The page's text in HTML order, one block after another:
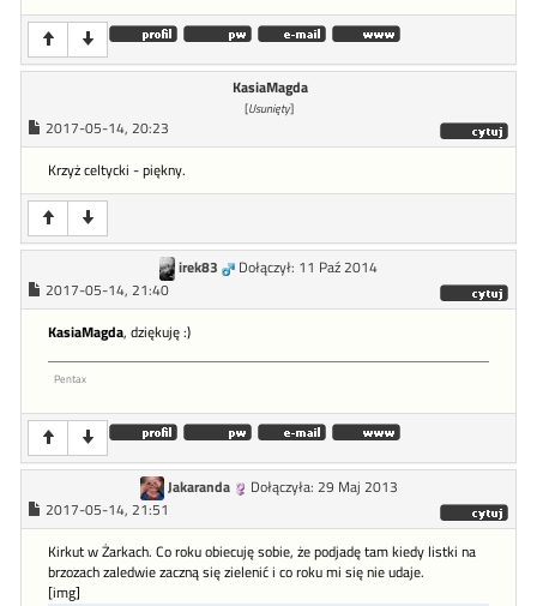
KasiaMagda
[Usunięty]
2017-05-14, 20:23
Krzyż celtycki - piękny.
irek83
Dołączył: 11 Paź 2014
2017-05-14, 21:40
KasiaMagda, dziękuję :)
Pentax
Jakaranda
Dołączyła: 29 Maj 2013
2017-05-14, 21:51
Kirkut w Żarkach. Co roku obiecuję sobie, że podjadę tam kiedy listki na
brzozach zaledwie zaczną się zielenić i co roku mi się nie udaje.
[img]